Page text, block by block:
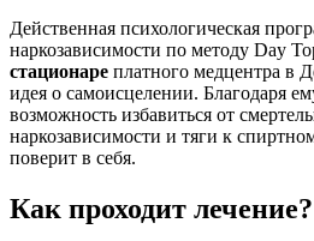
Действенная психологическая
наркозависимости по методу Day
стационаре платного медцентра в
идея о самоисцелении. Благодаря
возможность избавиться от
наркозависимости и тяги к
поверит в себя.
Как проходит лечение?